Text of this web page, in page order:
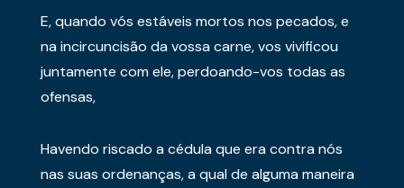
E, quando vós estáveis mortos nos pecados, e
na incircuncisão da vossa carne, vos vivificou
juntamente com ele, perdoando-vos todas as
ofensas,
Havendo riscado a cédula que era contra nós
nas suas ordenanças, a qual de alguma maneira